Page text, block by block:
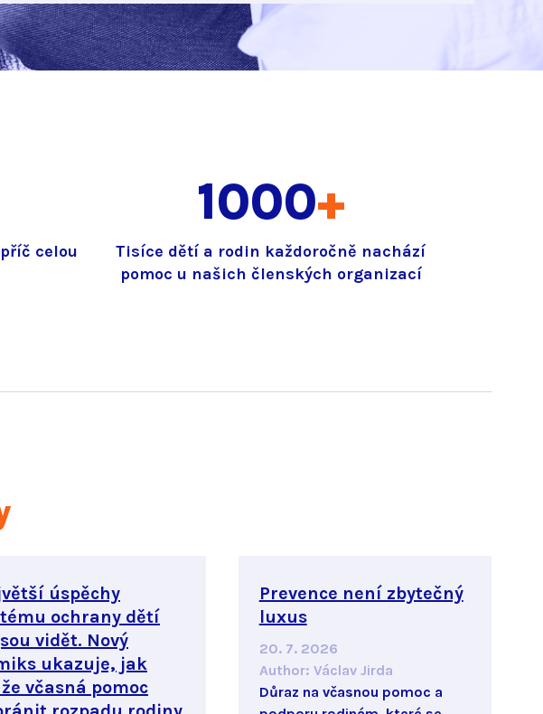
celou
1000+
Tisíce dětí a rodin každoročně nachází
pomoc u našich členských organizací
úspěchy
ochrany dětí
vidět. Nový
ukazuje, jak
včasná pomoc
Prevence není zbytečný
luxus
20. 7. 2026
Author: Václav Jirda
Důraz na včasnou pomoc a